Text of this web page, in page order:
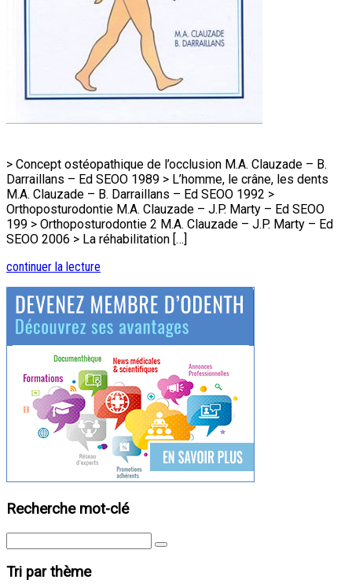
> Concept ostéopathique de l’occlusion M.A. Clauzade – B.
Darraillans – Ed SEOO 1989 > L’homme, le crâne, les dents
M.A. Clauzade – B. Darraillans – Ed SEOO 1992 >
Orthoposturodontie M.A. Clauzade – J.P. Marty – Ed SEOO
199 > Orthoposturodontie 2 M.A. Clauzade – J.P. Marty – Ed
SEOO 2006 > La réhabilitation […]
continuer la lecture
Recherche mot-clé
Tri par thème